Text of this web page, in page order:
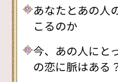
あなたとあの人
こるのか
今、あの人にと
の恋に脈はある